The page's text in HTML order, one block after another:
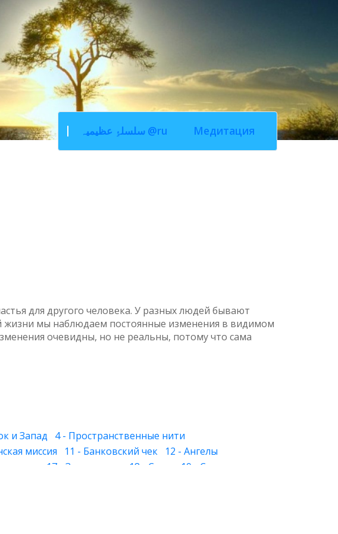
سلسلۂِ عظیمیہ @ru Медитация
для другого человека. У разных людей бывают
жизни мы наблюдаем постоянные изменения в видимом
очевидны, но не реальны, потому что сама
и Запад
4 - Пространственные нити
миссия 11 - Банковский чек
12 - Ангелы
и горе 17 - Знакомство 18 - Слуга
19 - Слеза